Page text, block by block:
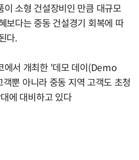
이 소형 건설장비인 만큼 대규모
보다는 중동 건설경기 회복에 따
다.
에서 개최한 '데모 데이(Demo
뿐 아니라 중동 지역 고객도 초청
에 대비하고 있다